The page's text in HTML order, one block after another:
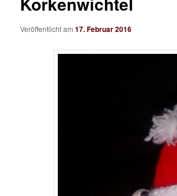
Veröffentlicht am17. Februar 2016